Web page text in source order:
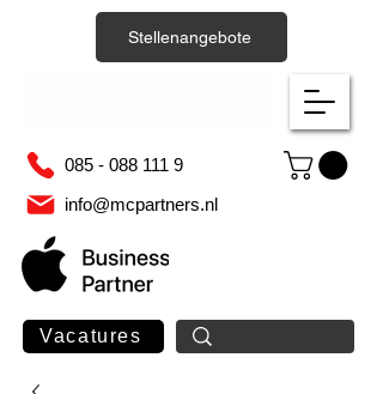
085 - 088 111 9
info@mcpartners.nl
Vacatures
Stellenangebote